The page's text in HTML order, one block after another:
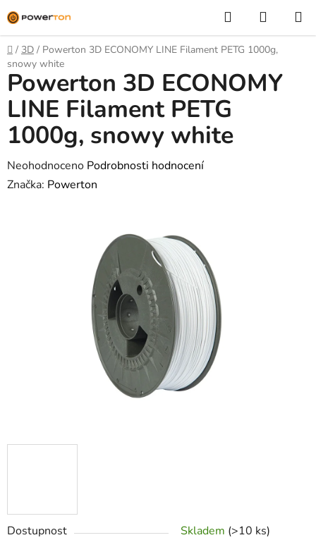
na
obsah
Hledat
KOŠÍK
Domů
/ 3D / Powerton 3D ECONOMY LINE Filament PETG 1000g,
snowy white
Dostupnost Skladem (>10 ks)
Powerton 3D ECONOMY
LINE Filament PETG
1000g, snowy white
Průměrné
hodnocení
Neohodnoceno Podrobnosti hodnocení
Značka: Powerton